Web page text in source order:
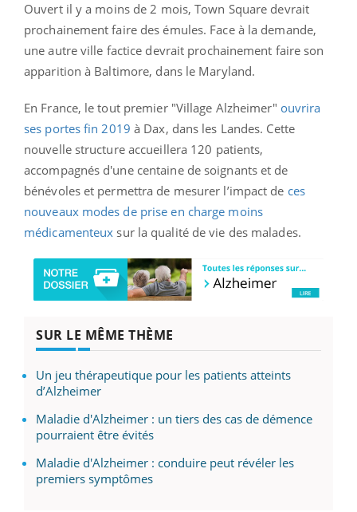
Ouvert il y a moins de 2 mois, Town Square devrait
prochainement faire des émules. Face à la demande,
une autre ville factice devrait prochainement faire son
apparition à Baltimore, dans le Maryland.
En France, le tout premier "Village Alzheimer" ouvrira
ses portes fin 2019 à Dax, dans les Landes. Cette
nouvelle structure accueillera 120 patients,
accompagnés d'une centaine de soignants et de
bénévoles et permettra de mesurer l’impact de ces
nouveaux modes de prise en charge moins
médicamenteux sur la qualité de vie des malades.
SUR LE MÊME THÈME
Un jeu thérapeutique pour les patients atteints
d’Alzheimer
Maladie d'Alzheimer : un tiers des cas de démence
pourraient être évités
Maladie d'Alzheimer : conduire peut révéler les
premiers symptômes